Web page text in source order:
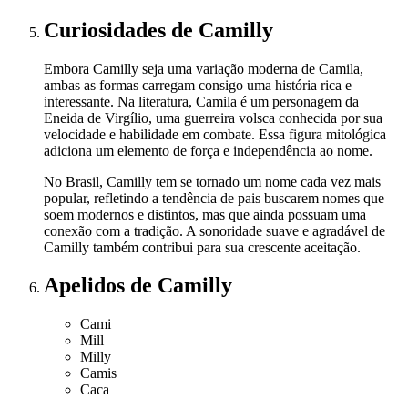
Curiosidades de Camilly
Embora Camilly seja uma variação moderna de Camila,
ambas as formas carregam consigo uma história rica e
interessante. Na literatura, Camila é um personagem da
Eneida de Virgílio, uma guerreira volsca conhecida por sua
velocidade e habilidade em combate. Essa figura mitológica
adiciona um elemento de força e independência ao nome.
No Brasil, Camilly tem se tornado um nome cada vez mais
popular, refletindo a tendência de pais buscarem nomes que
soem modernos e distintos, mas que ainda possuam uma
conexão com a tradição. A sonoridade suave e agradável de
Camilly também contribui para sua crescente aceitação.
Apelidos de Camilly
Cami
Mill
Milly
Camis
Caca